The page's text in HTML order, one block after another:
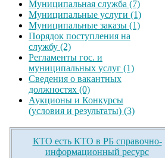
Муниципальная служба (7)
Муниципальные услуги (1)
Муниципальные заказы (1)
Порядок поступления на
службу (2)
Регламенты гос. и
муниципальных услуг (1)
Сведения о вакантных
должностях (0)
Аукционы и Конкурсы
(условия и результаты) (3)
КТО есть КТО в РБ справочно-
информационный ресурс